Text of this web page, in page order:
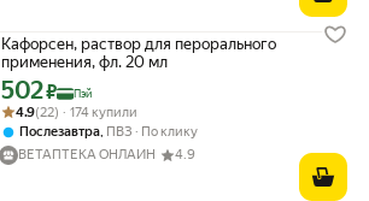
Кафорсен, раствор для перорального
применения, фл. 20 мл
Цена с картой Яндекс Пэй 502 ₽ вместо
502₽ Пэй
Рейтинг товара: 4.9 из 5
Оценок: (22) · 174 купили
4.9(22) · 174 купили
Послезавтра, ПВЗ
По клику
ВЕТАПТЕКА ОНЛАЙН
4.9